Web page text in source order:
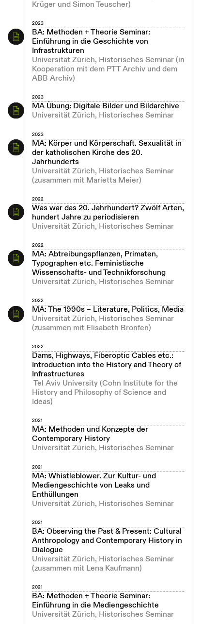
Krüger und Simon Teuscher)
2023
BA: Methoden + Theorie Seminar:
Einführung in die Geschichte von
Infrastrukturen
Universität Zürich, Historisches Seminar (in
Kooperation mit dem PTT Archiv und dem
ABB Archiv)
2023
MA Übung: Digitale Bilder und Bildarchive
Universität Zürich, Historisches Seminar
2023
MA: Körper und Körperschaft. Sexualität in
der katholischen Kirche des 20.
Jahrhunderts
Universität Zürich, Historisches Seminar
(zusammen mit Marietta Meier)
2022
Was war das 20. Jahrhundert? Zwölf Arten,
hundert Jahre zu periodisieren
Universität Zürich, Historisches Seminar
2022
MA: Abtreibungspflanzen, Primaten,
Typographen etc. Feministische
Wissenschafts- und Technikforschung
Universität Zürich, Historisches Seminar
2022
MA: The 1990s – Literature, Politics, Media
Universität Zürich, Historisches Seminar
(zusammen mit Elisabeth Bronfen)
2022
Dams, Highways, Fiberoptic Cables etc.:
Introduction into the History and Theory of
Infrastructures
Tel Aviv University (Cohn Institute for the
History and Philosophy of Science and
Ideas)
2021
MA: Methoden und Konzepte der
Contemporary History
Universität Zürich, Historisches Seminar
2021
MA: Whistleblower. Zur Kultur- und
Mediengeschichte von Leaks und
Enthüllungen
Universität Zürich, Historisches Seminar
2021
BA: Observing the Past & Present: Cultural
Anthropology and Contemporary History in
Dialogue
Universität Zürich, Historisches Seminar
(zusammen mit Lena Kaufmann)
2021
BA: Methoden + Theorie Seminar:
Einführung in die Mediengeschichte
Universität Zürich, Historisches Seminar